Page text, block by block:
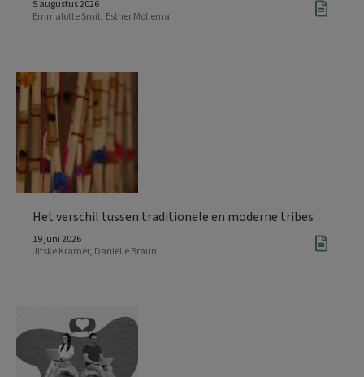
5 augustus 2026
Emmalotte Smit, Esther Mollema
Het verschil tussen traditionele en moderne tribes
19 juni 2026
Jitske Kramer, Danielle Braun